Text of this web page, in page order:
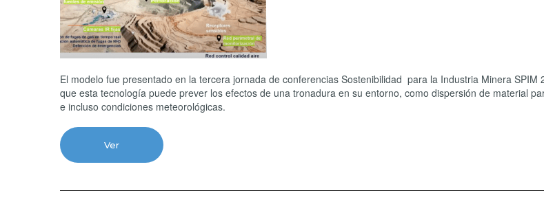
El modelo fue presentado en la tercera jornada de conferencias Sostenibilidad para la Industria Minera SPIM
que esta tecnología puede prever los efectos de una tronadura en su entorno, como dispersión de material
e incluso condiciones meteorológicas.
Ver